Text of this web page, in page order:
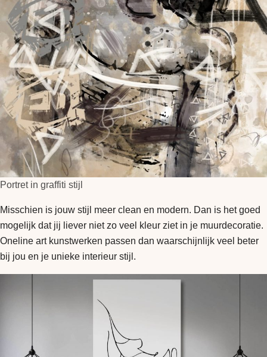
Portret in graffiti stijl
Misschien is jouw stijl meer clean en modern. Dan is het goed
mogelijk dat jij liever niet zo veel kleur ziet in je muurdecoratie.
Oneline art kunstwerken passen dan waarschijnlijk veel beter
bij jou en je unieke interieur stijl.